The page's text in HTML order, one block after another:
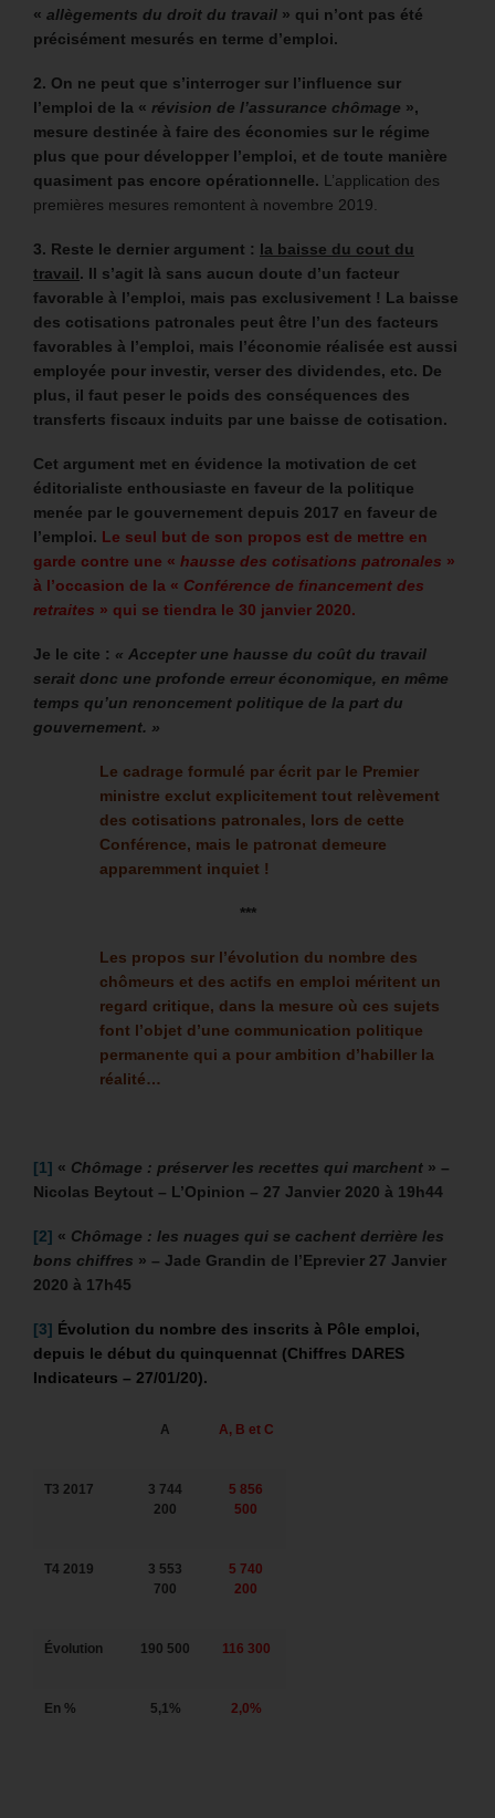
« allègements du droit du travail » qui n’ont pas été
précisément mesurés en terme d’emploi.
2. On ne peut que s’interroger sur l’influence sur
l’emploi de la « révision de l’assurance chômage »,
mesure destinée à faire des économies sur le régime
plus que pour développer l’emploi, et de toute manière
quasiment pas encore opérationnelle. L’application des
premières mesures remontent à novembre 2019.
3. Reste le dernier argument : la baisse du cout du
travail. Il s’agit là sans aucun doute d’un facteur
favorable à l’emploi, mais pas exclusivement ! La baisse
des cotisations patronales peut être l’un des facteurs
favorables à l’emploi, mais l’économie réalisée est aussi
employée pour investir, verser des dividendes, etc. De
plus, il faut peser le poids des conséquences des
transferts fiscaux induits par une baisse de cotisation.
Cet argument met en évidence la motivation de cet
éditorialiste enthousiaste en faveur de la politique
menée par le gouvernement depuis 2017 en faveur de
l’emploi. Le seul but de son propos est de mettre en
garde contre une « hausse des cotisations patronales »
à l’occasion de la « Conférence de financement des
retraites » qui se tiendra le 30 janvier 2020.
Je le cite : « Accepter une hausse du coût du travail
serait donc une profonde erreur économique, en même
temps qu’un renoncement politique de la part du
gouvernement. »
Le cadrage formulé par écrit par le Premier
ministre exclut explicitement tout relèvement
des cotisations patronales, lors de cette
Conférence, mais le patronat demeure
apparemment inquiet !
***
Les propos sur l’évolution du nombre des
chômeurs et des actifs en emploi méritent un
regard critique, dans la mesure où ces sujets
font l’objet d’une communication politique
permanente qui a pour ambition d’habiller la
réalité…
[1] « Chômage : préserver les recettes qui marchent » –
Nicolas Beytout – L’Opinion – 27 Janvier 2020 à 19h44
[2] « Chômage : les nuages qui se cachent derrière les
bons chiffres » – Jade Grandin de l’Eprevier 27 Janvier
2020 à 17h45
[3] Évolution du nombre des inscrits à Pôle emploi,
depuis le début du quinquennat (Chiffres DARES
Indicateurs – 27/01/20).
A A, B et C
T3 2017
3 744
200
5 856
500
T4 2019
3 553
700
5 740
200
Évolution 190 500 116 300
En % 5,1% 2,0%